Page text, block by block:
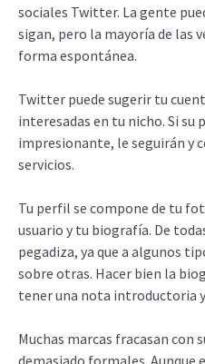
sociales Twitter. La gente
sigan, pero la mayoría de las
forma espontánea.
Twitter puede sugerir tu
interesadas en tu nicho. Si
impresionante, le seguirán y
servicios.
Tu perfil se compone de tu
usuario y tu biografía. De
pegadiza, ya que a algunos
sobre otras. Hacer bien la
tener una nota introductoria
Muchas marcas fracasan con
demasiado formales. Aunque